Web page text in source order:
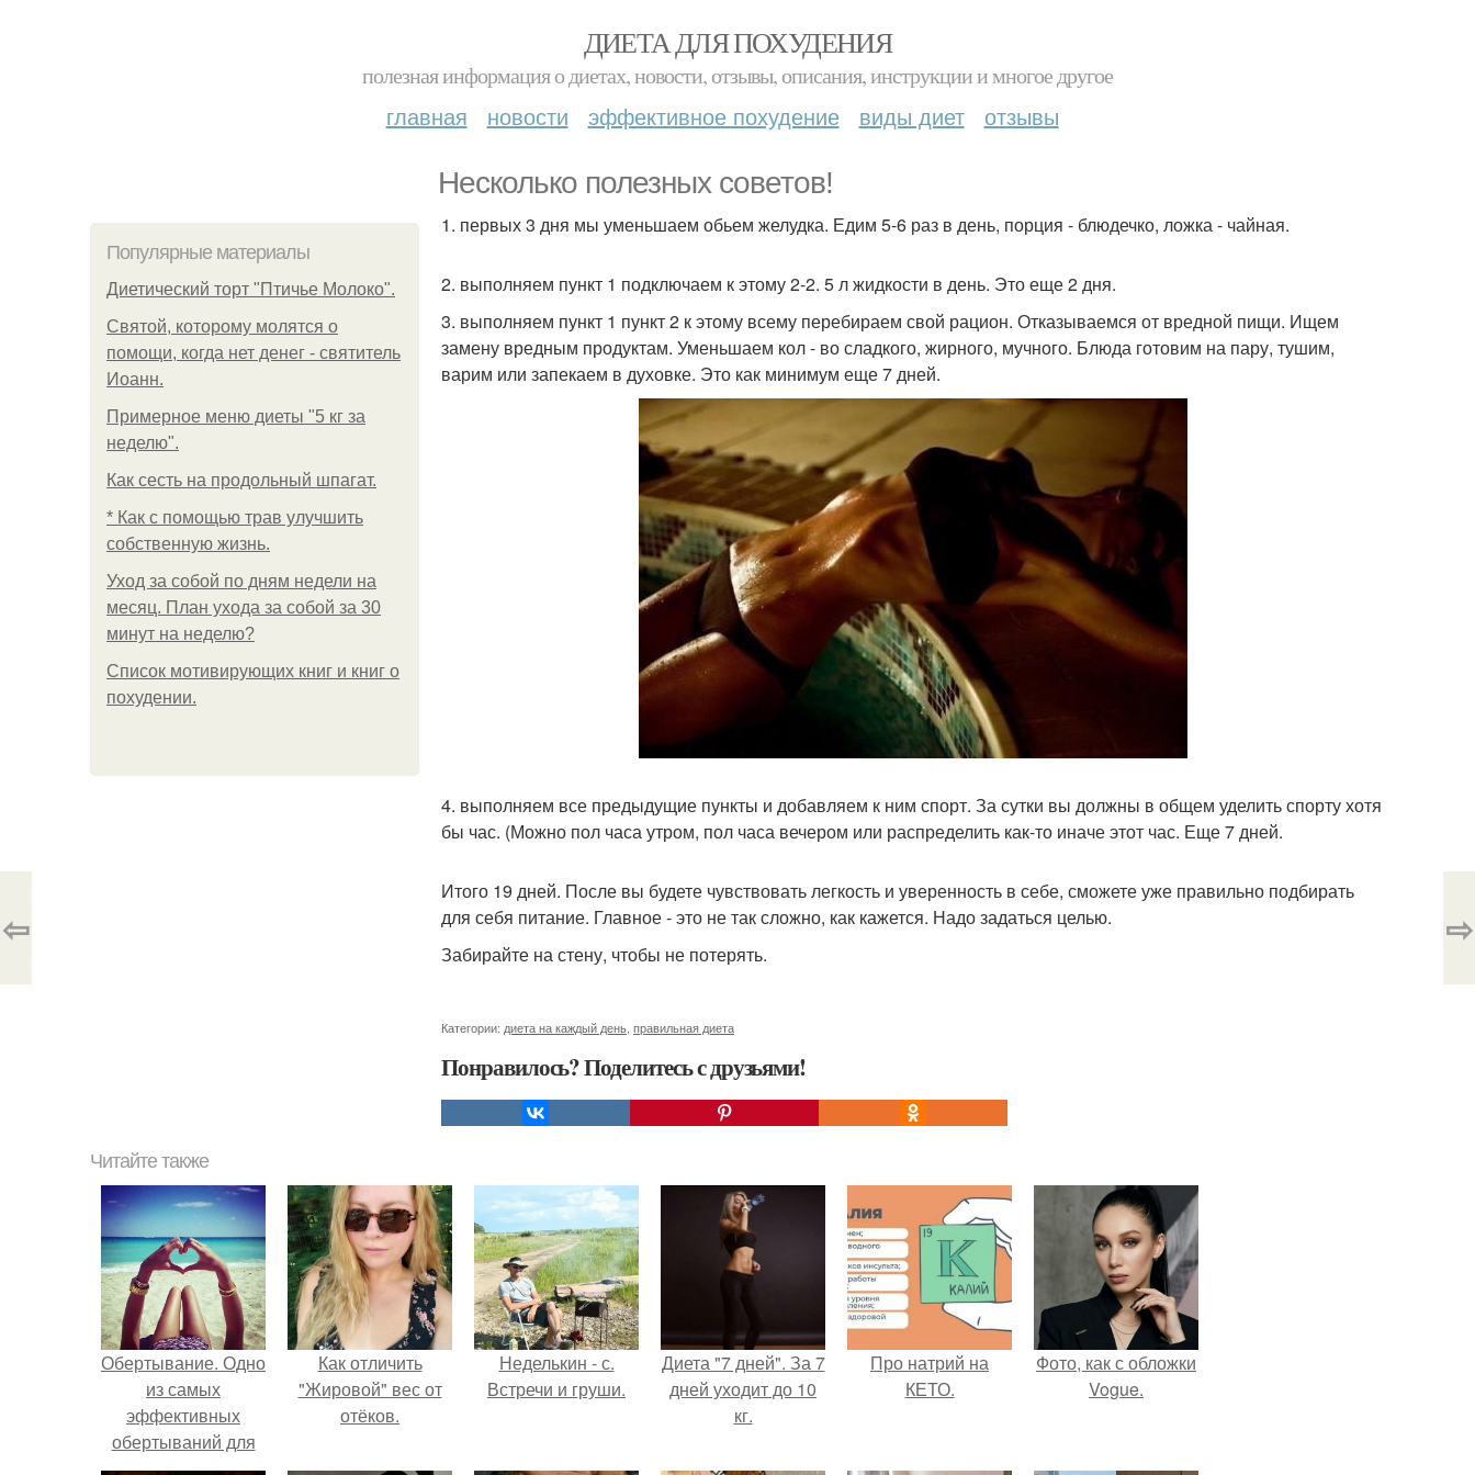
ДИЕТА ДЛЯ ПОХУДЕНИЯ
полезная информация о диетах, новости, отзывы, описания, инструкции и многое другое
главная новости эффективное похудение виды диет отзывы
Несколько полезных советов!
Популярные материалы
Диетический торт "Птичье Молоко".
Святой, которому молятся о
помощи, когда нет денег - святитель
Иоанн.
Примерное меню диеты "5 кг за
неделю".
Как сесть на продольный шпагат.
* Как с помощью трав улучшить
собственную жизнь.
Уход за собой по дням недели на
месяц. План ухода за собой за 30
минут на неделю?
Список мотивирующих книг и книг о
похудении.
1. первых 3 дня мы уменьшаем обьем желудка. Едим 5-6 раз в день, порция - блюдечко, ложка - чайная.
2. выполняем пункт 1 подключаем к этому 2-2. 5 л жидкости в день. Это еще 2 дня.
3. выполняем пункт 1 пункт 2 к этому всему перебираем свой рацион. Отказываемся от вредной пищи. Ищем
замену вредным продуктам. Уменьшаем кол - во сладкого, жирного, мучного. Блюда готовим на пару, тушим,
варим или запекаем в духовке. Это как минимум еще 7 дней.
4. выполняем все предыдущие пункты и добавляем к ним спорт. За сутки вы должны в общем уделить спорту хотя
бы час. (Можно пол часа утром, пол часа вечером или распределить как-то иначе этот час. Еще 7 дней.
Итого 19 дней. После вы будете чувствовать легкость и уверенность в себе, сможете уже правильно подбирать
для себя питание. Главное - это не так сложно, как кажется. Надо задаться целью.
Забирайте на стену, чтобы не потерять.
Категории: диета на каждый день правильная диета
Понравилось? Поделитесь с друзьями!
⇦ ⇨
Читайте также
Обертывание. Одно
из самых
эффективных
обертываний для
похудения бедер и
Как отличить
"Жировой" вес от
отёков.
Неделькин - с.
Встречи и груши.
Диета "7 дней". За 7
дней уходит до 10
кг.
Про натрий на
КЕТО.
Фото, как с обложки
Vogue.